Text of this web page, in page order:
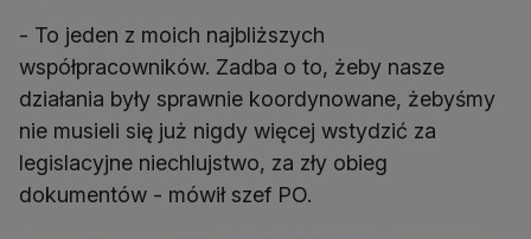
- To jeden z moich najbliższych
współpracowników. Zadba o to, żeby nasze
działania były sprawnie koordynowane, żebyśmy
nie musieli się już nigdy więcej wstydzić za
legislacyjne niechlujstwo, za zły obieg
dokumentów - mówił szef PO.